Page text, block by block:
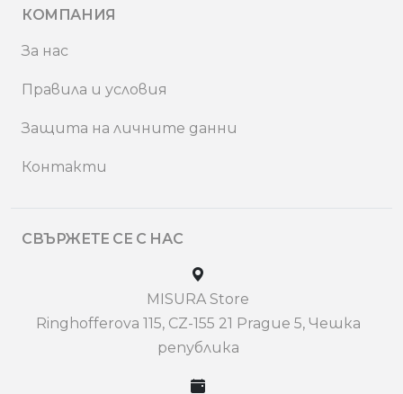
КОМПАНИЯ
За нас
Правила и условия
Защита на личните данни
Контакти
СВЪРЖЕТЕ СЕ С НАС
MISURA Store
Ringhofferova 115, CZ-155 21 Prague 5, Чешка
република